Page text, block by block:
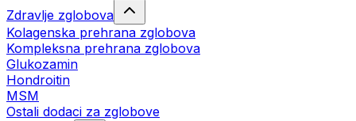
Zdravlje zglobova
Kolagenska prehrana zglobova
Kompleksna prehrana zglobova
Glukozamin
Hondroitin
MSM
Ostali dodaci za zglobove